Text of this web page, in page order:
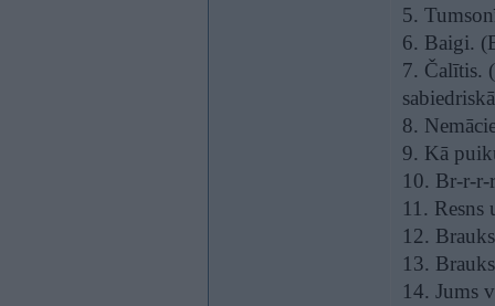
5.
6. Baigi.
7. Čalītis.
8.
9. Kā
10. Br-r-
11.
12.
13.
14. Jums